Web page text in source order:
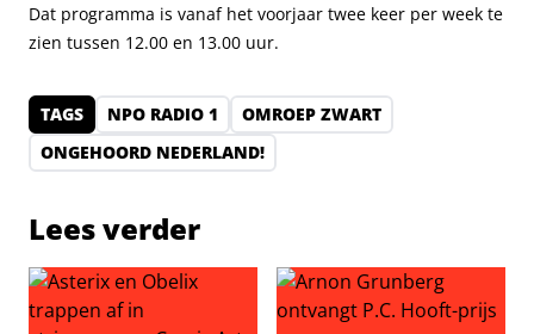
Dat programma is vanaf het voorjaar twee keer per week te
zien tussen 12.00 en 13.00 uur.
TAGS NPO RADIO 1
OMROEP ZWART
ONGEHOORD NEDERLAND!
Lees verder